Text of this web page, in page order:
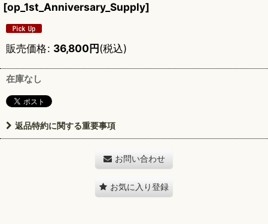
[op_1st_Anniversary_Supply]
販売価格: 36,800円(税込)
在庫なし
返品特約に関する重要事項
お問い合わせ
お気に入り登録